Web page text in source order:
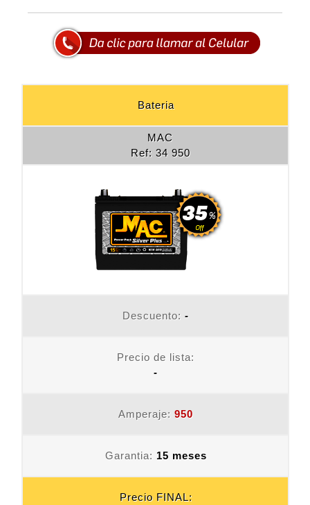
Bateria
MAC
Ref: 34 950
Descuento: -
Precio de lista:
-
Amperaje: 950
Garantia: 15 meses
Precio FINAL: